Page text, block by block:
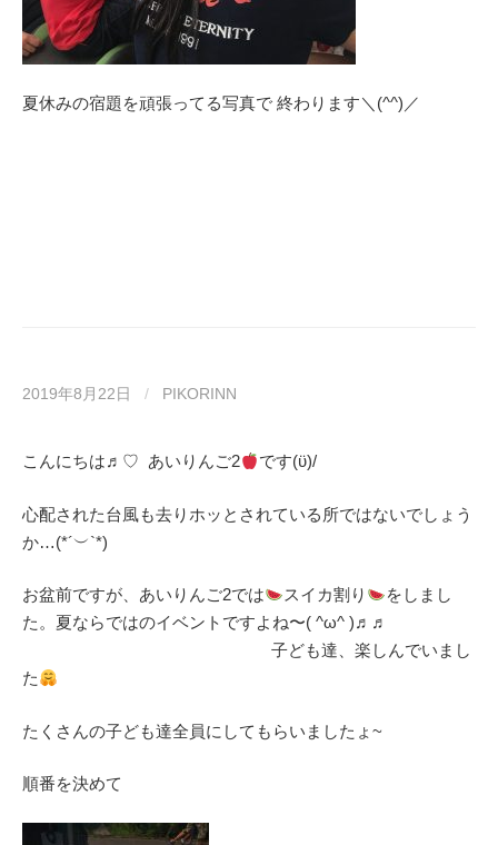
夏休みの宿題を頑張ってる写真で 終わります＼(^^)／
2019年8月22日 / PIKORINN
こんにちは♬︎♡ あいりんご2 です(ϋ)/
心配された台風も去りホッとされている所ではないでしょう
か…(*´︶`*)
お盆前ですが、あいりんご2では スイカ割り
をしまし
た。夏ならではのイベントですよね〜( ^ω^ )♬♬
子ども達、楽しんでいまし
た
たくさんの子ども達全員にしてもらいましたょ~
順番を決めて